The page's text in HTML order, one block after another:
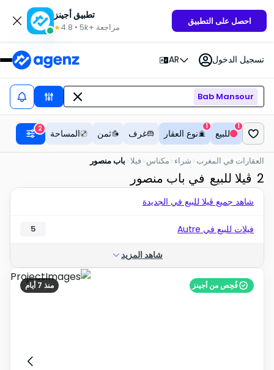
تطبيق أجينز
★4.8 • 5k+ مراجعة
احصل على التطبيق
AR تسجيل الدخول
Bab Mansour
للبيع
1
نوع العقار
1
غرف ثمن المساحة 2
العقارات في المغرب شراء مكناس فيلا باب منصور
2 ڤيلا للبيع في باب منصور
شاهد جميع ڤيلا للبيع في الجديدة
فيلات للبيع في Autre 5
شاهد المزيد
منذ 7 أيام فُحِص من أجينز